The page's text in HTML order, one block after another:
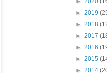
► 2020
► 2019
► 2018
► 2017
► 2016
► 2015
► 2014